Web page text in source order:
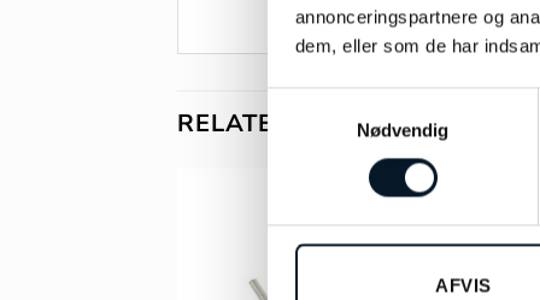
annonceringspartnere og
dem, eller som de har
Nødvendig
AFVIS
RELATEREDE VARER